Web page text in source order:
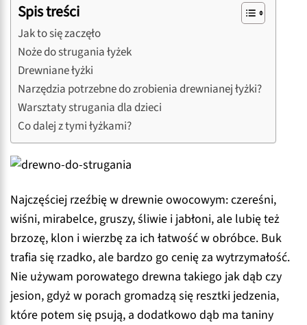
Spis treści
Jak to się zaczęło
Noże do strugania łyżek
Drewniane łyżki
Narzędzia potrzebne do zrobienia drewnianej łyżki?
Warsztaty strugania dla dzieci
Co dalej z tymi łyżkami?
Najczęściej rzeźbię w drewnie owocowym: czereśni,
wiśni, mirabelce, gruszy, śliwie i jabłoni, ale lubię też
brzozę, klon i wierzbę za ich łatwość w obróbce. Buk
trafia się rzadko, ale bardzo go cenię za wytrzymałość.
Nie używam porowatego drewna takiego jak dąb czy
jesion, gdyż w porach gromadzą się resztki jedzenia,
które potem się psują, a dodatkowo dąb ma taniny